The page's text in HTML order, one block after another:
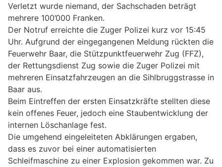
Verletzt wurde niemand, der Sachschaden beträgt
mehrere 100’000 Franken.
Der Notruf erreichte die Zuger Polizei kurz vor 15:45
Uhr. Aufgrund der eingegangenen Meldung rückten die
Feuerwehr Baar, die Stützpunktfeuerwehr Zug (FFZ),
der Rettungsdienst Zug sowie die Zuger Polizei mit
mehreren Einsatzfahrzeugen an die Sihlbruggstrasse in
Baar aus.
Beim Eintreffen der ersten Einsatzkräfte stellten diese
kein offenes Feuer, jedoch eine Staubentwicklung der
internen Löschanlage fest.
Die umgehend eingeleiteten Abklärungen ergaben,
dass es zuvor bei einer automatisierten
Schleifmaschine zu einer Explosion gekommen war. Zu